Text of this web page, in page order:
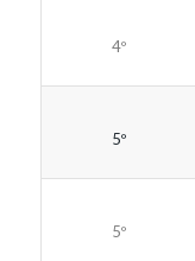
4º
5º
5º